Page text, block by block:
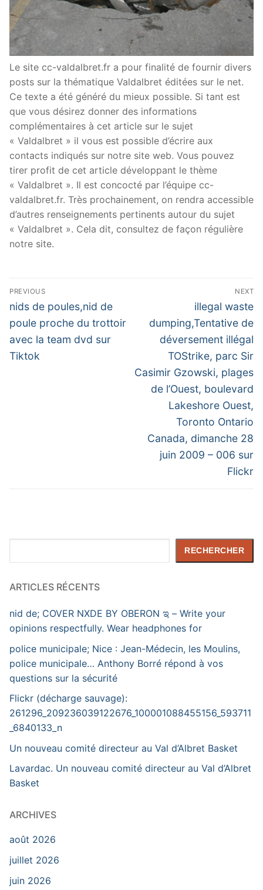
Le site cc-valdalbret.fr a pour finalité de fournir divers
posts sur la thématique Valdalbret éditées sur le net.
Ce texte a été généré du mieux possible. Si tant est
que vous désirez donner des informations
complémentaires à cet article sur le sujet
« Valdalbret » il vous est possible d’écrire aux
contacts indiqués sur notre site web. Vous pouvez
tirer profit de cet article développant le thème
« Valdalbret ». Il est concocté par l’équipe cc-
valdalbret.fr. Très prochainement, on rendra accessible
d’autres renseignements pertinents autour du sujet
« Valdalbret ». Cela dit, consultez de façon régulière
notre site.
Navigation
de
l’article
PREVIOUS
Previous
post:
nids de poules,nid de
poule proche du trottoir
avec la team dvd sur
Tiktok
NEXT
Next
post:
illegal waste
dumping,Tentative de
déversement illégal
TOStrike, parc Sir
Casimir Gzowski, plages
de l’Ouest, boulevard
Lakeshore Ouest,
Toronto Ontario
Canada, dimanche 28
juin 2009 – 006 sur
Flickr
RECHERCHER
ARTICLES RÉCENTS
nid de; COVER NXDE BY OBERON ಇ – Write your
opinions respectfully. Wear headphones for
police municipale; Nice : Jean-Médecin, les Moulins,
police municipale… Anthony Borré répond à vos
questions sur la sécurité
Flickr (décharge sauvage):
261296_209236039122676_100001088455156_593711
_6840133_n
Un nouveau comité directeur au Val d’Albret Basket
Lavardac. Un nouveau comité directeur au Val d’Albret
Basket
ARCHIVES
août 2026
juillet 2026
juin 2026